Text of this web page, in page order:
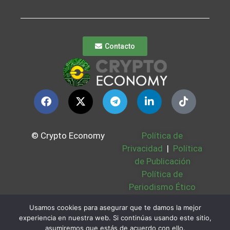
Contacto
© Crypto Economy
Política de
Privacidad | Política
de Publicación
Política de
Periodismo Ético
Bases Legales |
Partners | Sobre
Usamos cookies para asegurar que te damos la mejor
experiencia en nuestra web. Si continúas usando este sitio,
asumiremos que estás de acuerdo con ello.